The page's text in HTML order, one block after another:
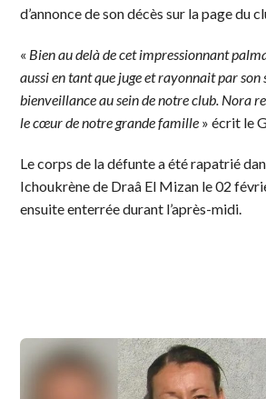
d’annonce de son décès sur la page du
« Bien au delà de cet impressionnant
aussi en tant que juge et rayonnait par son
bienveillance au sein de notre club. Nora
le cœur de notre grande famille » écrit le
Le corps de la défunte a été rapatrié
Ichoukrène de Draâ El Mizan le 02
ensuite enterrée durant l’après-midi.